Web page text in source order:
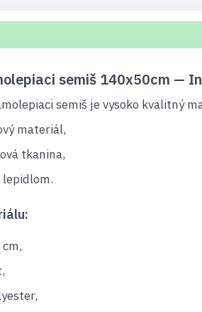
semiš 140x50cm​ —
semiš je vysoko kvalitný
materiál,
tkanina,
lepidlom.